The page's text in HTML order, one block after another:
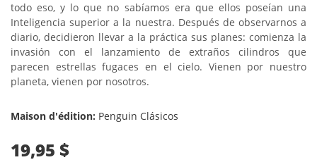
todo eso, y lo que no sabíamos era que ellos poseían una
Inteligencia superior a la nuestra. Después de observarnos a
diario, decidieron llevar a la práctica sus planes: comienza la
invasión con el lanzamiento de extraños cilindros que
parecen estrellas fugaces en el cielo. Vienen por nuestro
planeta, vienen por nosotros.
Maison d'édition: Penguin Clásicos
19,95 $